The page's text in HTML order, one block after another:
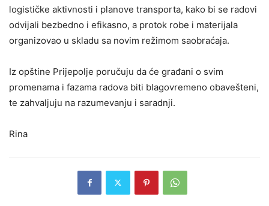
logističke aktivnosti i planove transporta, kako bi se radovi
odvijali bezbedno i efikasno, a protok robe i materijala
organizovao u skladu sa novim režimom saobraćaja.
Iz opštine Prijepolje poručuju da će građani o svim
promenama i fazama radova biti blagovremeno obavešteni,
te zahvaljuju na razumevanju i saradnji.
Rina